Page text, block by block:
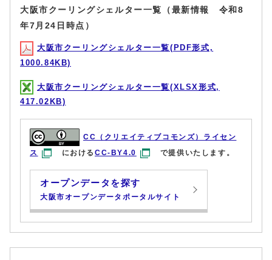
大阪市クーリングシェルター一覧（最新情報 令和8
年7月24日時点）
大阪市クーリングシェルター一覧(PDF形式,
1000.84KB)
大阪市クーリングシェルター一覧(XLSX形式,
417.02KB)
CC（クリエイティブコモンズ）ライセン
ス
におけるCC-BY4.0 で提供いたします。
オープンデータを探す
大阪市オープンデータポータルサイト